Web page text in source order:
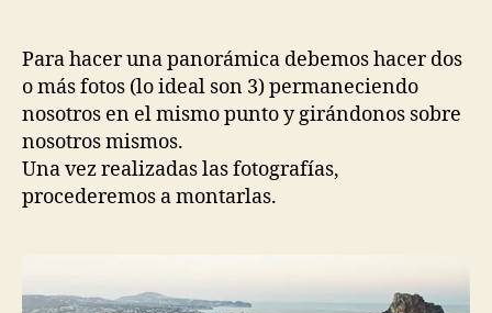
Para hacer una panorámica debemos hacer dos
o más fotos (lo ideal son 3) permaneciendo
nosotros en el mismo punto y girándonos sobre
nosotros mismos.
Una vez realizadas las fotografías,
procederemos a montarlas.